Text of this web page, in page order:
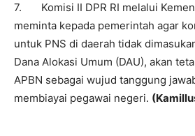
7. Komisi II DPR RI melalui
meminta kepada pemerintah agar
untuk PNS di daerah tidak
Dana Alokasi Umum (DAU), akan
APBN sebagai wujud tanggung
membiayai pegawai negeri.